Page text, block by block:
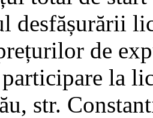
desfășurării
de
la
str.